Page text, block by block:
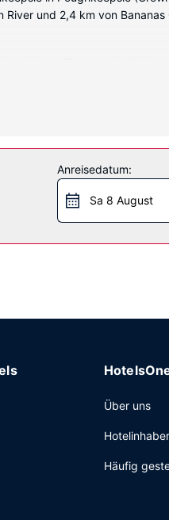
River und 2,4 km von
Badezimmer mit
angeboten.
um die Uhr geöffnetes
(kostenlos).
Anreisedatum:
Sa 8 August
Über uns
Hotelinhaber
Häufig